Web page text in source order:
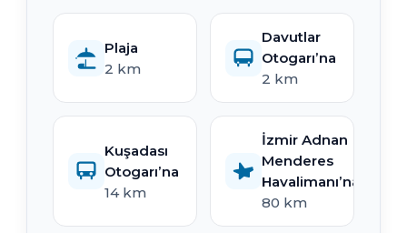
Plaja
2 km
Davutlar
Otogarı’na
2 km
Kuşadası
Otogarı’na
14 km
İzmir Adnan
Menderes
Havalimanı’na
80 km